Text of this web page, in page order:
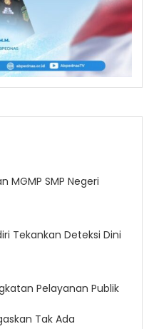
MGMP SMP Negeri
Tekankan Deteksi Dini
Pelayanan Publik
Tak Ada